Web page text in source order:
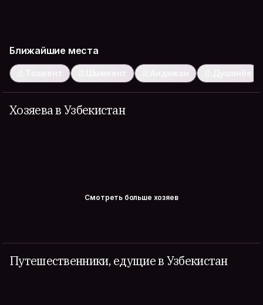
Ближайшие места
Ташкент Шымкент Андижан Душанбе
Хозяева в Узбекистан
Смотреть больше хозяев
Путешественники, едущие в Узбекистан